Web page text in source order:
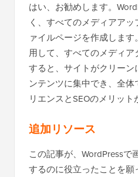
はい、お勧めします。
く、すべてのメディアア
ァイルページを作成しま
用して、すべてのメディ
すると、サイトがクリーン
ンテンツに集中でき、全
リエンスとSEOのメリット
追加リソース
この記事が、WordPressで
するのに役立ったことを